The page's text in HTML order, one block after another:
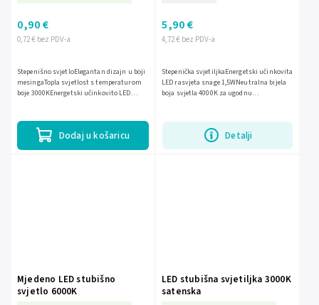
0,72 € bez PDV-a
0,90 €
Dodaj u košaricu
Stepenišno svjetloElegantan dizajn u boji
mesingaTopla svjetlost s temperaturom
boje 3000KEnergetski učinkovito LED
4,72 € bez PDV-a
5,90 €
Detalji
Stepenička svjetiljkaEnergetski učinkovita
LED rasvjeta snage 1,5WNeutralna bijela
boja svjetla 4000K za ugodnu
Mjedeno LED stubišno
svjetlo 6000K
LED stubišna svjetiljka 3000K
satenska